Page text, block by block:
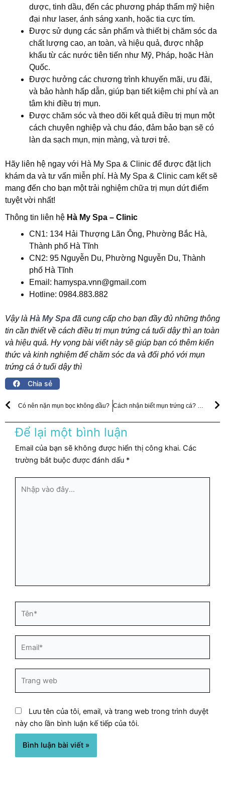
dược, tinh dầu, đến các phương pháp thẩm mỹ hiện
đại như laser, ánh sáng xanh, hoặc tia cực tím.
Được sử dụng các sản phẩm và thiết bị chăm sóc da
chất lượng cao, an toàn, và hiệu quả, được nhập
khẩu từ các nước tiên tiến như Mỹ, Pháp, hoặc Hàn
Quốc.
Được hưởng các chương trình khuyến mãi, ưu đãi,
và bảo hành hấp dẫn, giúp bạn tiết kiệm chi phí và an
tâm khi điều trị mụn.
Được chăm sóc và theo dõi kết quả điều trị mụn một
cách chuyên nghiệp và chu đáo, đảm bảo bạn sẽ có
làn da sạch mụn, mịn màng, và tươi trẻ.
Hãy liên hệ ngay với Hà My Spa & Clinic để được đặt lịch
khám da và tư vấn miễn phí. Hà My Spa & Clinic cam kết sẽ
mang đến cho bạn một trải nghiệm chữa trị mụn dứt điểm
tuyệt vời nhất!
Thông tin liên hệ Hà My Spa – Clinic
CN1: 134 Hải Thượng Lãn Ông, Phường Bắc Hà,
Thành phố Hà Tĩnh
CN2: 95 Nguyễn Du, Phường Nguyễn Du, Thành
phố Hà Tĩnh
Email: hamyspa.vnn@gmail.com
Hotline: 0984.883.882
Vậy là Hà My Spa đã cung cấp cho bạn đầy đủ những thông
tin cần thiết về cách điều trị mụn trứng cá tuổi dậy thì an toàn
và hiệu quả. Hy vọng bài viết này sẽ giúp bạn có thêm kiến
thức và kinh nghiệm để chăm sóc da và đối phó với mụn
trứng cá ở tuổi dậy thì
Chia sẻ
Có nên nặn mụn bọc không đầu?
Để lại một bình luận
Email của bạn sẽ không được hiển thị công khai. Các
trường bắt buộc được đánh dấu *
vào
web
Lưu tên của tôi, email, và trang web trong trình duyệt
này cho lần bình luận kế tiếp của tôi.